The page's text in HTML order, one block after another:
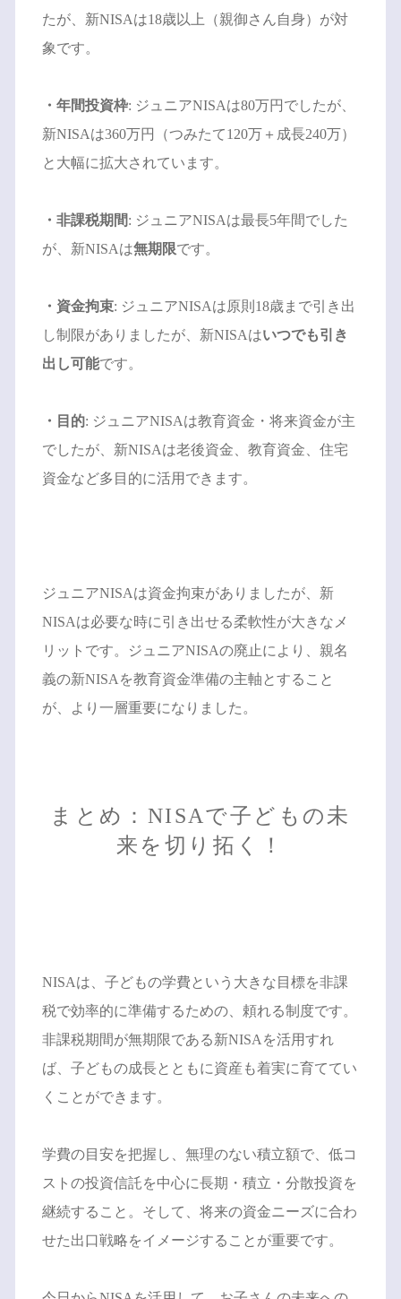
たが、新NISAは18歳以上（親御さん自身）が対
象です。
・年間投資枠: ジュニアNISAは80万円でしたが、
新NISAは360万円（つみたて120万＋成長240万）
と大幅に拡大されています。
・非課税期間: ジュニアNISAは最長5年間でした
が、新NISAは無期限です。
・資金拘束: ジュニアNISAは原則18歳まで引き出
し制限がありましたが、新NISAはいつでも引き
出し可能です。
・目的: ジュニアNISAは教育資金・将来資金が主
でしたが、新NISAは老後資金、教育資金、住宅
資金など多目的に活用できます。
ジュニアNISAは資金拘束がありましたが、新
NISAは必要な時に引き出せる柔軟性が大きなメ
リットです。ジュニアNISAの廃止により、親名
義の新NISAを教育資金準備の主軸とすること
が、より一層重要になりました。
まとめ：NISAで子どもの未
来を切り拓く！
NISAは、子どもの学費という大きな目標を非課
税で効率的に準備するための、頼れる制度です。
非課税期間が無期限である新NISAを活用すれ
ば、子どもの成長とともに資産も着実に育ててい
くことができます。
学費の目安を把握し、無理のない積立額で、低コ
ストの投資信託を中心に長期・積立・分散投資を
継続すること。そして、将来の資金ニーズに合わ
せた出口戦略をイメージすることが重要です。